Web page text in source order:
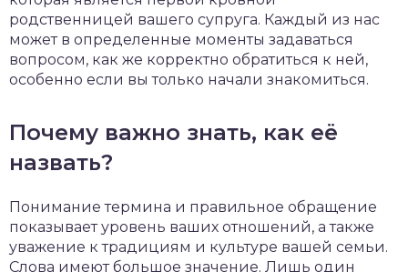
родственницей вашего супруга. Каждый из нас
может в определенные моменты задаваться
вопросом, как же корректно обратиться к ней,
особенно если вы только начали знакомиться.
Почему важно знать, как её
назвать?
Понимание термина и правильное обращение
показывает уровень ваших отношений, а также
уважение к традициям и культуре вашей семьи.
Слова имеют большое значение. Лишь один